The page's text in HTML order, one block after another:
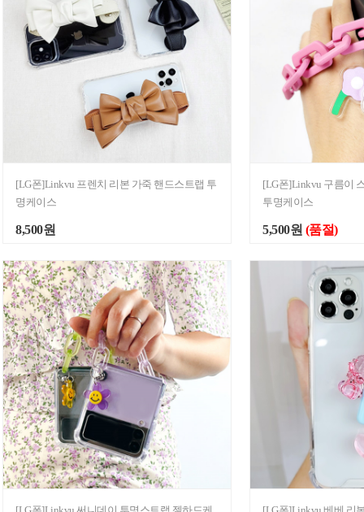
[LG폰]Linkvu 프렌치 리본 가죽 핸드스트랩 투
명케이스
8,500원
[LG폰]Linkvu 구름이
투명케이스
5,500원 (품절)